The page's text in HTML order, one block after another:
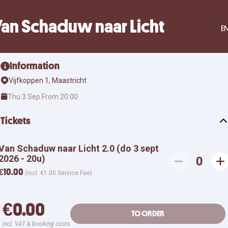
Schaduw naar Licht
Information
Vijfkoppen 1, Maastricht
Thu 3 Sep From 20:00
Tickets
Schaduw naar Licht 2.0 (do 3 sept
- 20u)
(incl. €1.00 Service Fee)
0
€0.00
incl. VAT & booking costs
TO ORDER